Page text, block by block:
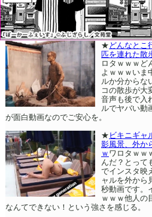
★ どんなとこ
匹を連れた散
ロタｗｗｗど
よｗｗｗいま
ルか分からな
コの散歩が大
音声も後で入
ルでヤバい動
が面白動画なのでご安心を。
★ ビキニギャ
影風景、外か
ｗ ワロタｗｗ
んだ？とって
でインスタ映
ャルを外から
秒動画です。
ｗｗｗ他人の
なんてできない！という強さを感じる。